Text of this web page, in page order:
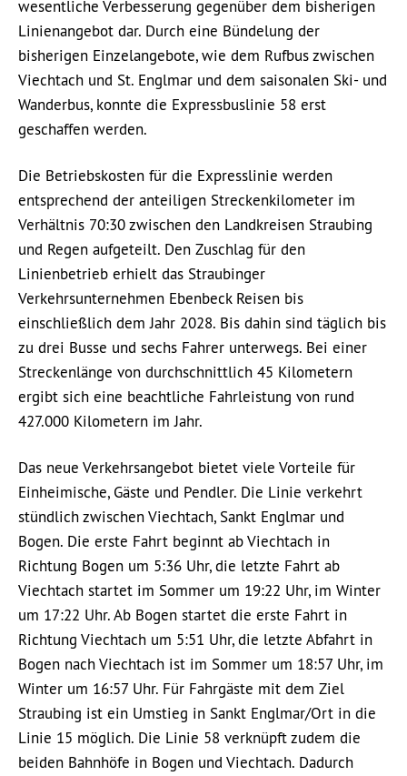
wesentliche Verbesserung gegenüber dem bisherigen
Linienangebot dar. Durch eine Bündelung der
bisherigen Einzelangebote, wie dem Rufbus zwischen
Viechtach und St. Englmar und dem saisonalen Ski- und
Wanderbus, konnte die Expressbuslinie 58 erst
geschaffen werden.
Die Betriebskosten für die Expresslinie werden
entsprechend der anteiligen Streckenkilometer im
Verhältnis 70:30 zwischen den Landkreisen Straubing
und Regen aufgeteilt. Den Zuschlag für den
Linienbetrieb erhielt das Straubinger
Verkehrsunternehmen Ebenbeck Reisen bis
einschließlich dem Jahr 2028. Bis dahin sind täglich bis
zu drei Busse und sechs Fahrer unterwegs. Bei einer
Streckenlänge von durchschnittlich 45 Kilometern
ergibt sich eine beachtliche Fahrleistung von rund
427.000 Kilometern im Jahr.
Das neue Verkehrsangebot bietet viele Vorteile für
Einheimische, Gäste und Pendler. Die Linie verkehrt
stündlich zwischen Viechtach, Sankt Englmar und
Bogen. Die erste Fahrt beginnt ab Viechtach in
Richtung Bogen um 5:36 Uhr, die letzte Fahrt ab
Viechtach startet im Sommer um 19:22 Uhr, im Winter
um 17:22 Uhr. Ab Bogen startet die erste Fahrt in
Richtung Viechtach um 5:51 Uhr, die letzte Abfahrt in
Bogen nach Viechtach ist im Sommer um 18:57 Uhr, im
Winter um 16:57 Uhr. Für Fahrgäste mit dem Ziel
Straubing ist ein Umstieg in Sankt Englmar/Ort in die
Linie 15 möglich. Die Linie 58 verknüpft zudem die
beiden Bahnhöfe in Bogen und Viechtach. Dadurch